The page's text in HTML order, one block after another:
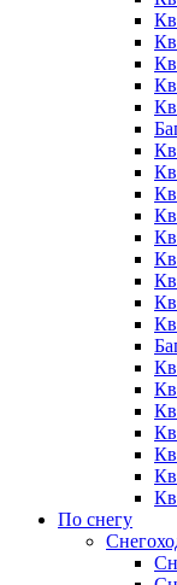
По снегу